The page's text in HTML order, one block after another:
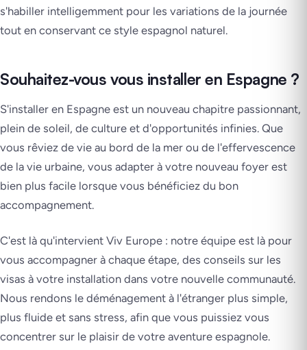
s'habiller intelligemment pour les variations de la journée
tout en conservant ce style espagnol naturel.
Souhaitez-vous vous installer en Espagne ?
S'installer en Espagne est un nouveau chapitre passionnant,
plein de soleil, de culture et d'opportunités infinies. Que
vous rêviez de vie au bord de la mer ou de l'effervescence
de la vie urbaine, vous adapter à votre nouveau foyer est
bien plus facile lorsque vous bénéficiez du bon
accompagnement.
C'est là qu'intervient Viv Europe : notre équipe est là pour
vous accompagner à chaque étape, des conseils sur les
visas à votre installation dans votre nouvelle communauté.
Nous rendons le déménagement à l'étranger plus simple,
plus fluide et sans stress, afin que vous puissiez vous
concentrer sur le plaisir de votre aventure espagnole.